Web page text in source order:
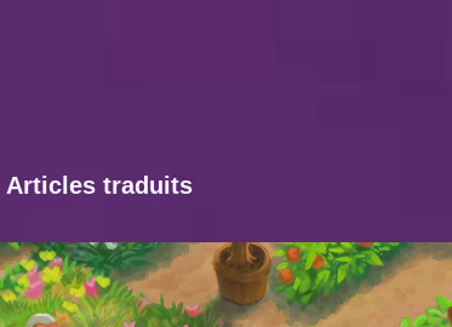
Articles traduits